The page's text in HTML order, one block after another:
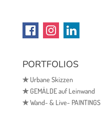
PORTFOLIOS
✯Urbane Skizzen
✯GEMÄLDE auf Leinwand
✯Wand- & Live- PAINTINGS